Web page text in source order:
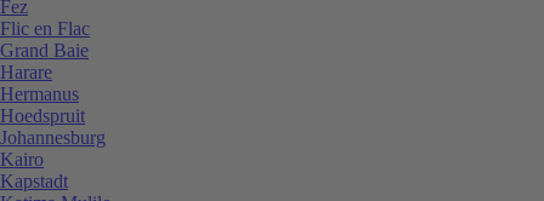
Fez
Flic en Flac
Grand Baie
Harare
Hermanus
Hoedspruit
Johannesburg
Kairo
Kapstadt